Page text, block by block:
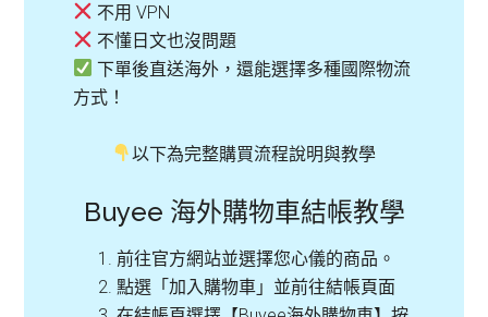
不用 VPN
不懂日文也沒問題
下單後直送海外，還能選擇多種國際物流
方式！
以下為完整購買流程說明與教學
Buyee 海外購物車結帳教學
前往官方網站並選擇您心儀的商品。
點選「加入購物車」並前往結帳頁面